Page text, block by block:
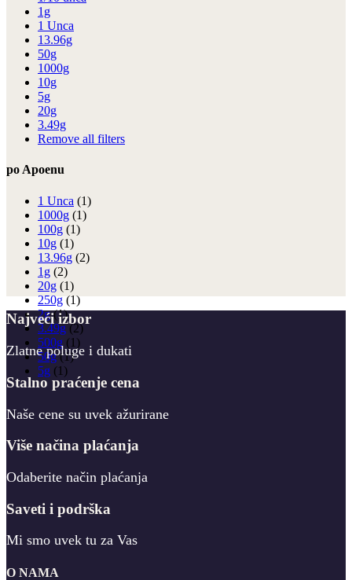
1g
1 Unca
13.96g
50g
1000g
10g
5g
20g
3.49g
Remove all filters
po Apoenu
1 Unca (1)
1000g (1)
100g (1)
10g (1)
13.96g (2)
1g (2)
20g (1)
250g (1)
2g (1)
3.49g (2)
500g (1)
50g (1)
5g (1)
Najveći izbor
Zlatne poluge i dukati
Stalno praćenje cena
Naše cene su uvek ažurirane
Više načina plaćanja
Odaberite način plaćanja
Saveti i podrška
Mi smo uvek tu za Vas
O NAMA